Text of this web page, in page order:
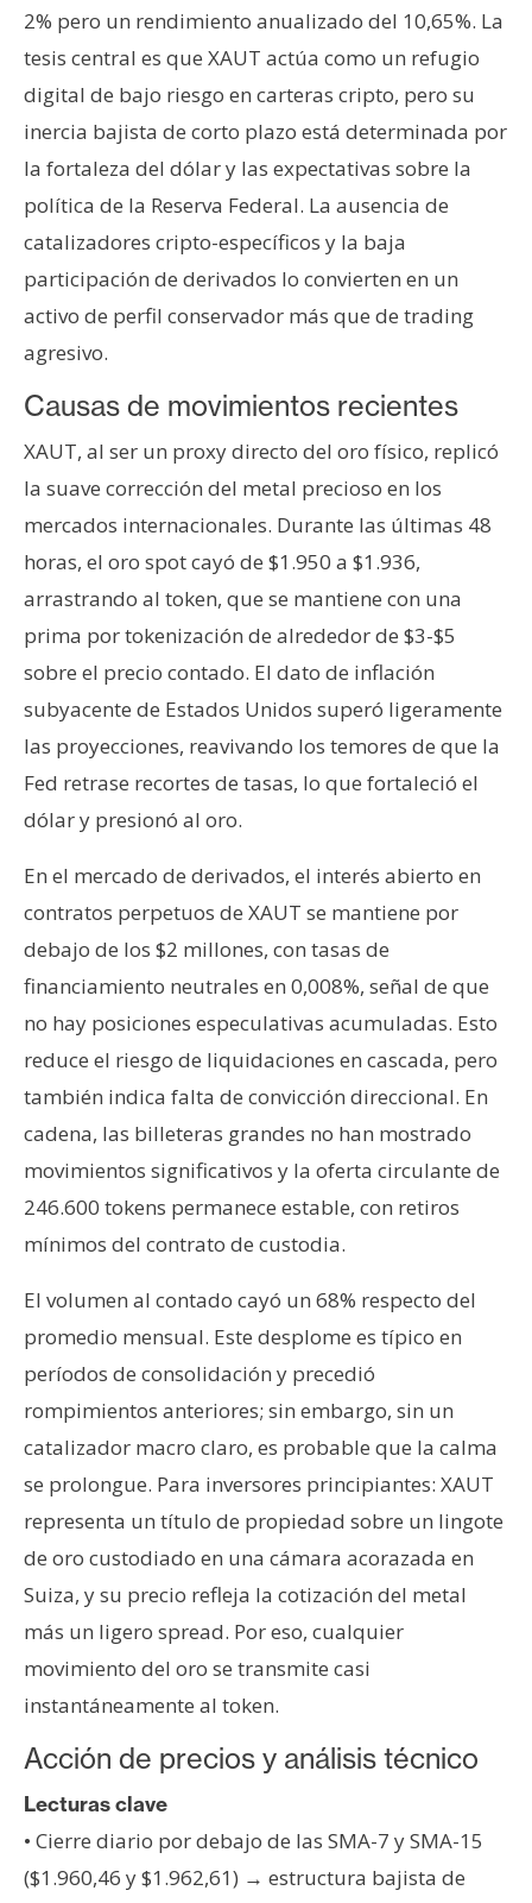
c
u
r
s
o
s
o
n
t
c
t
y
P
u
b
i
c
i
d
a
2% pero un rendimiento anualizado del 10,65%. La
tesis central es que XAUT actúa como un refugio
digital de bajo riesgo en carteras cripto, pero su
inercia bajista de corto plazo está determinada por
la fortaleza del dólar y las expectativas sobre la
política de la Reserva Federal. La ausencia de
catalizadores cripto-específicos y la baja
participación de derivados lo convierten en un
activo de perfil conservador más que de trading
agresivo.
Causas de movimientos recientes
XAUT, al ser un proxy directo del oro físico, replicó
la suave corrección del metal precioso en los
mercados internacionales. Durante las últimas 48
horas, el oro spot cayó de $1.950 a $1.936,
arrastrando al token, que se mantiene con una
prima por tokenización de alrededor de $3-$5
sobre el precio contado. El dato de inflación
subyacente de Estados Unidos superó ligeramente
las proyecciones, reavivando los temores de que la
Fed retrase recortes de tasas, lo que fortaleció el
dólar y presionó al oro.
En el mercado de derivados, el interés abierto en
contratos perpetuos de XAUT se mantiene por
debajo de los $2 millones, con tasas de
financiamiento neutrales en 0,008%, señal de que
no hay posiciones especulativas acumuladas. Esto
reduce el riesgo de liquidaciones en cascada, pero
también indica falta de convicción direccional. En
cadena, las billeteras grandes no han mostrado
movimientos significativos y la oferta circulante de
246.600 tokens permanece estable, con retiros
mínimos del contrato de custodia.
El volumen al contado cayó un 68% respecto del
promedio mensual. Este desplome es típico en
períodos de consolidación y precedió
rompimientos anteriores; sin embargo, sin un
catalizador macro claro, es probable que la calma
se prolongue. Para inversores principiantes: XAUT
representa un título de propiedad sobre un lingote
de oro custodiado en una cámara acorazada en
Suiza, y su precio refleja la cotización del metal
más un ligero spread. Por eso, cualquier
movimiento del oro se transmite casi
instantáneamente al token.
Acción de precios y análisis técnico
Lecturas clave
• Cierre diario por debajo de las SMA-7 y SMA-15
($1.960,46 y $1.962,61) → estructura bajista de